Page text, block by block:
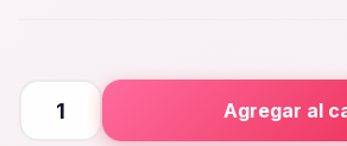
Placa Principal
Agregar al